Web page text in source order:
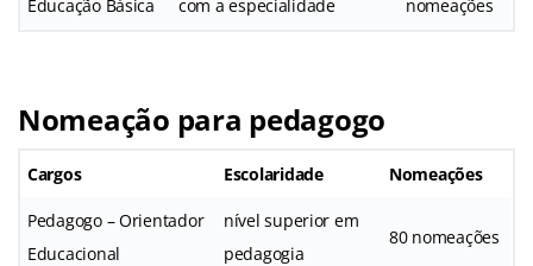
Educação Básica
com a especialidade
nomeações
Nomeação para pedagogo
Cargos Escolaridade Nomeações
Pedagogo – Orientador
Educacional
nível superior em
pedagogia
80 nomeações